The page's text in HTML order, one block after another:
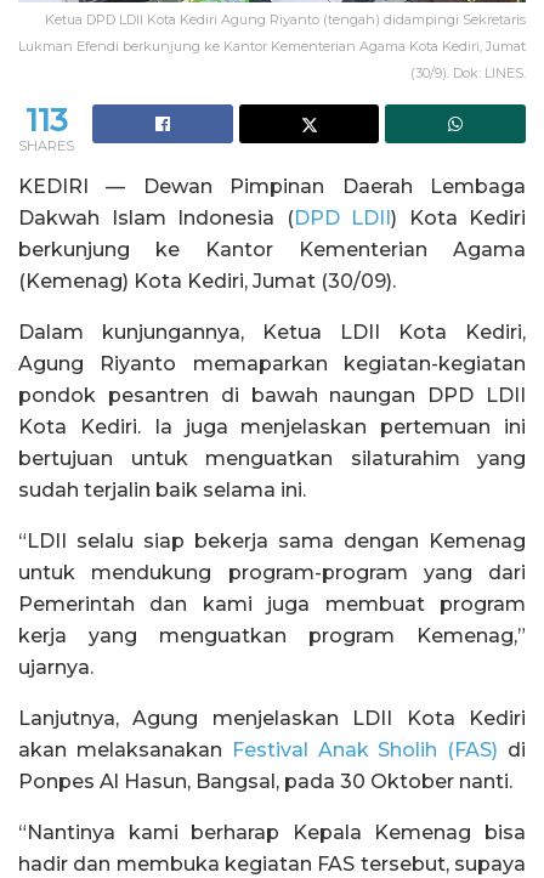
Ketua DPD LDII Kota Kediri Agung Riyanto (tengah) didampingi Sekretaris
Lukman Efendi berkunjung ke Kantor Kementerian Agama Kota Kediri, Jumat
(30/9). Dok: LINES.
113
SHARES
KEDIRI — Dewan Pimpinan Daerah Lembaga
Dakwah Islam Indonesia (DPD LDII ) Kota Kediri
berkunjung ke Kantor Kementerian Agama
(Kemenag) Kota Kediri, Jumat (30/09).
Dalam kunjungannya, Ketua LDII Kota Kediri,
Agung Riyanto memaparkan kegiatan-kegiatan
pondok pesantren di bawah naungan DPD LDII
Kota Kediri. Ia juga menjelaskan pertemuan ini
bertujuan untuk menguatkan silaturahim yang
sudah terjalin baik selama ini.
“LDII selalu siap bekerja sama dengan Kemenag
untuk mendukung program-program yang dari
Pemerintah dan kami juga membuat program
kerja yang menguatkan program Kemenag,”
ujarnya.
Lanjutnya, Agung menjelaskan LDII Kota Kediri
akan melaksanakan
Festival Anak Sholih (FAS) di
Ponpes Al Hasun, Bangsal, pada 30 Oktober nanti.
“Nantinya kami berharap Kepala Kemenag bisa
hadir dan membuka kegiatan FAS tersebut, supaya